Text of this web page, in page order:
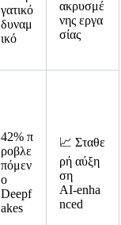
γατικό
δυναμ
ικό
ακρυσμέ
νης εργα
σίας
42% π
ροβλε
πόμεν
ο
Deepf
akes
📈 Σταθε
ρή αύξη
ση
AI-enha
nced